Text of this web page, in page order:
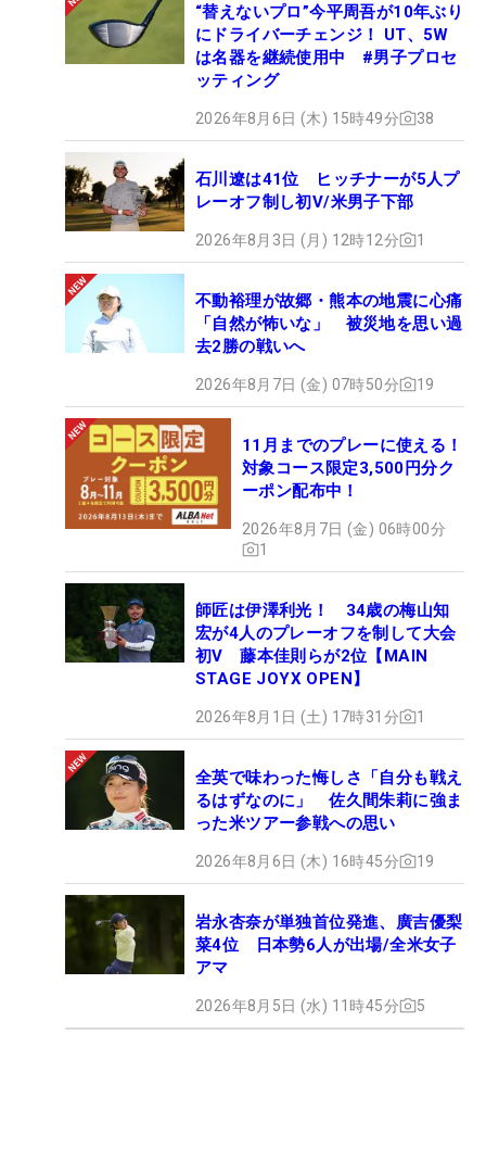
“替えないプロ”今平周吾が10年ぶり
にドライバーチェンジ！ UT、5W
は名器を継続使用中 #男子プロセ
ッティング
2026年8月6日 (木) 15時49分 38
石川遼は41位 ヒッチナーが5人プ
レーオフ制し初V/米男子下部
2026年8月3日 (月) 12時12分 1
不動裕理が故郷・熊本の地震に心痛
「自然が怖いな」 被災地を思い過
去2勝の戦いへ
2026年8月7日 (金) 07時50分 19
11月までのプレーに使える！
対象コース限定3,500円分ク
ーポン配布中！
2026年8月7日 (金) 06時00分
1
師匠は伊澤利光！ 34歳の梅山知
宏が4人のプレーオフを制して大会
初V 藤本佳則らが2位【MAIN
STAGE JOYX OPEN】
2026年8月1日 (土) 17時31分 1
全英で味わった悔しさ「自分も戦え
るはずなのに」 佐久間朱莉に強ま
った米ツアー参戦への思い
2026年8月6日 (木) 16時45分 19
岩永杏奈が単独首位発進、廣吉優梨
菜4位 日本勢6人が出場/全米女子
アマ
2026年8月5日 (水) 11時45分 5